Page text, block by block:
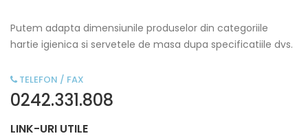
Putem adapta dimensiunile produselor din categoriile
hartie igienica si servetele de masa dupa specificatiile dvs.
TELEFON / FAX
0242.331.808
LINK-URI UTILE